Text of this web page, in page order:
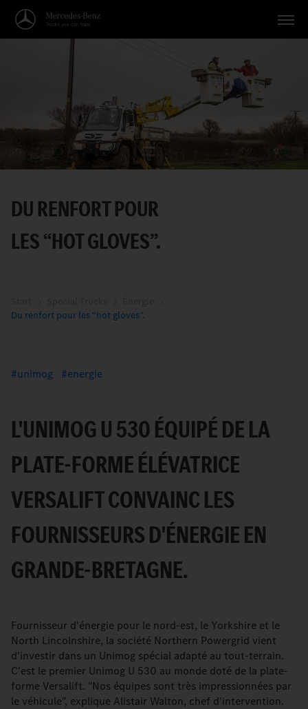
Applications
Thèmes
Service
Français
DU RENFORT POUR
LES “HOT GLOVES”.
Du renfort pour les “hot gloves”.
unimog energie
L'UNIMOG U 530 ÉQUIPÉ DE LA
PLATE-FORME ÉLÉVATRICE
VERSALIFT CONVAINC LES
FOURNISSEURS D'ÉNERGIE EN
GRANDE-BRETAGNE.
Fournisseur d'énergie pour le nord-est, le Yorkshire et le
North Lincolnshire, la société Northern Powergrid vient
d'investir dans un Unimog spécial adapté au tout-terrain.
C'est le premier Unimog U 530 au monde doté de la plate-
forme Versalift. "Nos équipes sont très impressionnées par
le véhicule", explique Alistair Walton, chef d'intervention.